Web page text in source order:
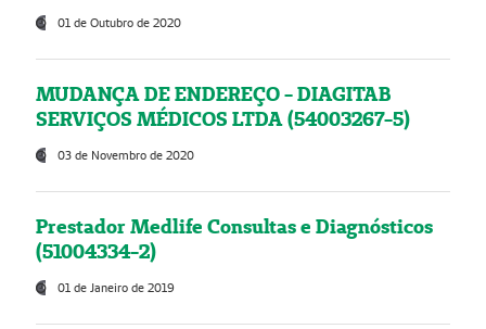
01 de Outubro de 2020
MUDANÇA DE ENDEREÇO - DIAGITAB
SERVIÇOS MÉDICOS LTDA (54003267-5)
03 de Novembro de 2020
Prestador Medlife Consultas e Diagnósticos
(51004334-2)
01 de Janeiro de 2019